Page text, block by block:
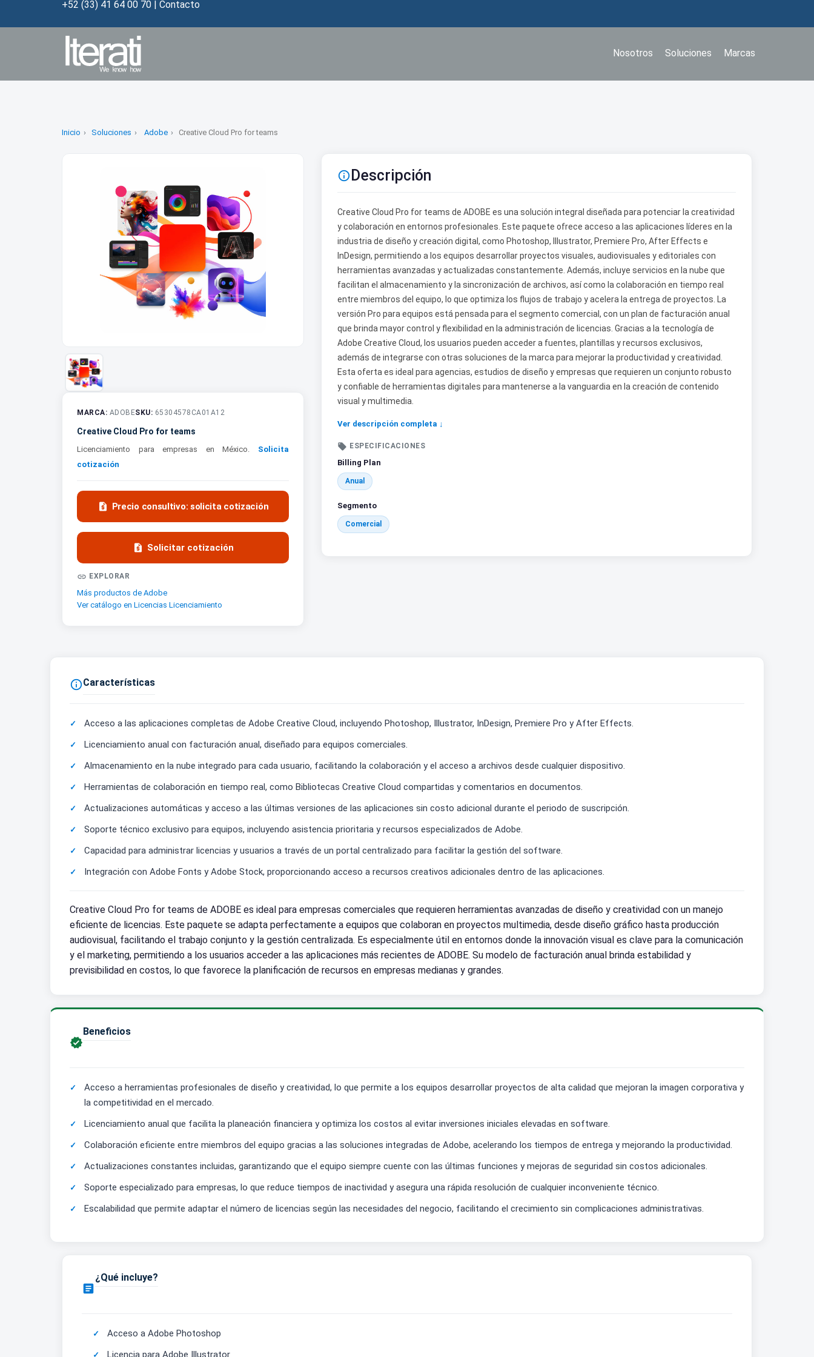
+52 (33) 41 64 00 70 | Contacto
Marcas
Soluciones
Nosotros
Inicio Soluciones Adobe Creative Cloud Pro for teams
MARCA: ADOBESKU: 65304578CA01A12
Creative Cloud Pro for teams
Licenciamiento para empresas en México. Solicita
cotización
 Precio consultivo: solicita cotización
 Solicitar cotización
 EXPLORAR
Más productos de Adobe
Ver catálogo en Licencias Licenciamiento
 Descripción
Creative Cloud Pro for teams de ADOBE es una solución integral diseñada para potenciar la creatividad
y colaboración en entornos profesionales. Este paquete ofrece acceso a las aplicaciones líderes en la
industria de diseño y creación digital, como Photoshop, Illustrator, Premiere Pro, After Effects e
InDesign, permitiendo a los equipos desarrollar proyectos visuales, audiovisuales y editoriales con
herramientas avanzadas y actualizadas constantemente. Además, incluye servicios en la nube que
facilitan el almacenamiento y la sincronización de archivos, así como la colaboración en tiempo real
entre miembros del equipo, lo que optimiza los flujos de trabajo y acelera la entrega de proyectos. La
versión Pro para equipos está pensada para el segmento comercial, con un plan de facturación anual
que brinda mayor control y flexibilidad en la administración de licencias. Gracias a la tecnología de
Adobe Creative Cloud, los usuarios pueden acceder a fuentes, plantillas y recursos exclusivos,
además de integrarse con otras soluciones de la marca para mejorar la productividad y creatividad.
Esta oferta es ideal para agencias, estudios de diseño y empresas que requieren un conjunto robusto
y confiable de herramientas digitales para mantenerse a la vanguardia en la creación de contenido
visual y multimedia.
Ver descripción completa ↓
 ESPECIFICACIONES
Billing Plan
Anual
Segmento
Comercial
Características
Acceso a las aplicaciones completas de Adobe Creative Cloud, incluyendo Photoshop, Illustrator, InDesign, Premiere Pro y After Effects.
Licenciamiento anual con facturación anual, diseñado para equipos comerciales.
Almacenamiento en la nube integrado para cada usuario, facilitando la colaboración y el acceso a archivos desde cualquier dispositivo.
Herramientas de colaboración en tiempo real, como Bibliotecas Creative Cloud compartidas y comentarios en documentos.
Actualizaciones automáticas y acceso a las últimas versiones de las aplicaciones sin costo adicional durante el periodo de suscripción.
Soporte técnico exclusivo para equipos, incluyendo asistencia prioritaria y recursos especializados de Adobe.
Capacidad para administrar licencias y usuarios a través de un portal centralizado para facilitar la gestión del software.
Integración con Adobe Fonts y Adobe Stock, proporcionando acceso a recursos creativos adicionales dentro de las aplicaciones.
Creative Cloud Pro for teams de ADOBE es ideal para empresas comerciales que requieren herramientas avanzadas de diseño y creatividad con un manejo
eficiente de licencias. Este paquete se adapta perfectamente a equipos que colaboran en proyectos multimedia, desde diseño gráfico hasta producción
audiovisual, facilitando el trabajo conjunto y la gestión centralizada. Es especialmente útil en entornos donde la innovación visual es clave para la comunicación
y el marketing, permitiendo a los usuarios acceder a las aplicaciones más recientes de ADOBE. Su modelo de facturación anual brinda estabilidad y
previsibilidad en costos, lo que favorece la planificación de recursos en empresas medianas y grandes.

Beneficios
Acceso a herramientas profesionales de diseño y creatividad, lo que permite a los equipos desarrollar proyectos de alta calidad que mejoran la imagen corporativa y
la competitividad en el mercado.
Licenciamiento anual que facilita la planeación financiera y optimiza los costos al evitar inversiones iniciales elevadas en software.
Colaboración eficiente entre miembros del equipo gracias a las soluciones integradas de Adobe, acelerando los tiempos de entrega y mejorando la productividad.
Actualizaciones constantes incluidas, garantizando que el equipo siempre cuente con las últimas funciones y mejoras de seguridad sin costos adicionales.
Soporte especializado para empresas, lo que reduce tiempos de inactividad y asegura una rápida resolución de cualquier inconveniente técnico.
Escalabilidad que permite adaptar el número de licencias según las necesidades del negocio, facilitando el crecimiento sin complicaciones administrativas.

¿Qué incluye?
Acceso a Adobe Photoshop
Licencia para Adobe Illustrator